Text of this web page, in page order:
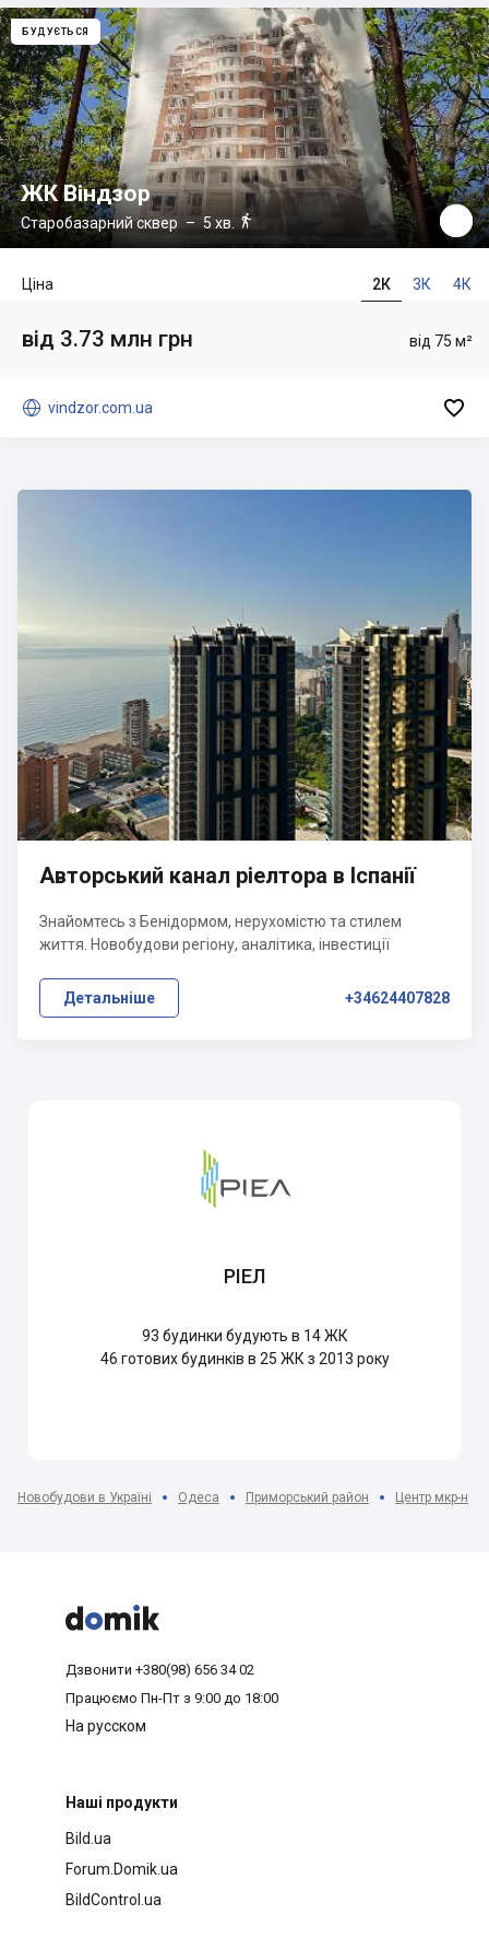
БУДУЄТЬСЯ
ЖК Віндзор
Старобазарний сквер – 5 хв. 
2К 3К 4К
Ціна
від 75 м²
від 3.73 млн грн
 vindzor.com.ua 
Авторський канал ріелтора в Іспанії
Знайомтесь з Бенідормом, нерухомістю та стилем
життя. Новобудови регіону, аналітика, інвестиції
Детальніше +34624407828
РІЕЛ
93 будинки будують в 14 ЖК
46 готових будинків в 25 ЖК з 2013 року
Новобудови в Україні Одеса Приморський район Центр мкр-н



Дзвонити +380(98) 656 34 02
Працюємо Пн-Пт з 9:00 до 18:00
На русском
Наші продукти
Bild.ua
Forum.Domik.ua
BildControl.ua